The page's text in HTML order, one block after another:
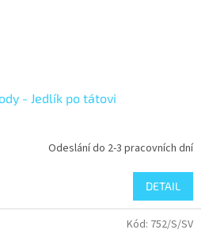
- Jedlík po tátovi
Odeslání do 2-3 pracovních dní
DETAIL
Kód: 752/S/SV